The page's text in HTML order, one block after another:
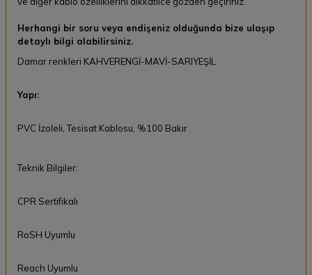
Herhangi bir soru veya endişeniz olduğunda bize ulaşıp
detaylı bilgi alabilirsiniz.
Damar renkleri KAHVERENGİ-MAVİ-SARIYEŞİL
Yapı:
PVC İzoleli, Tesisat Kablosu, %100 Bakır
Teknik Bilgiler:
CPR Sertifikalı
RoSH Uyumlu
Reach Uyumlu